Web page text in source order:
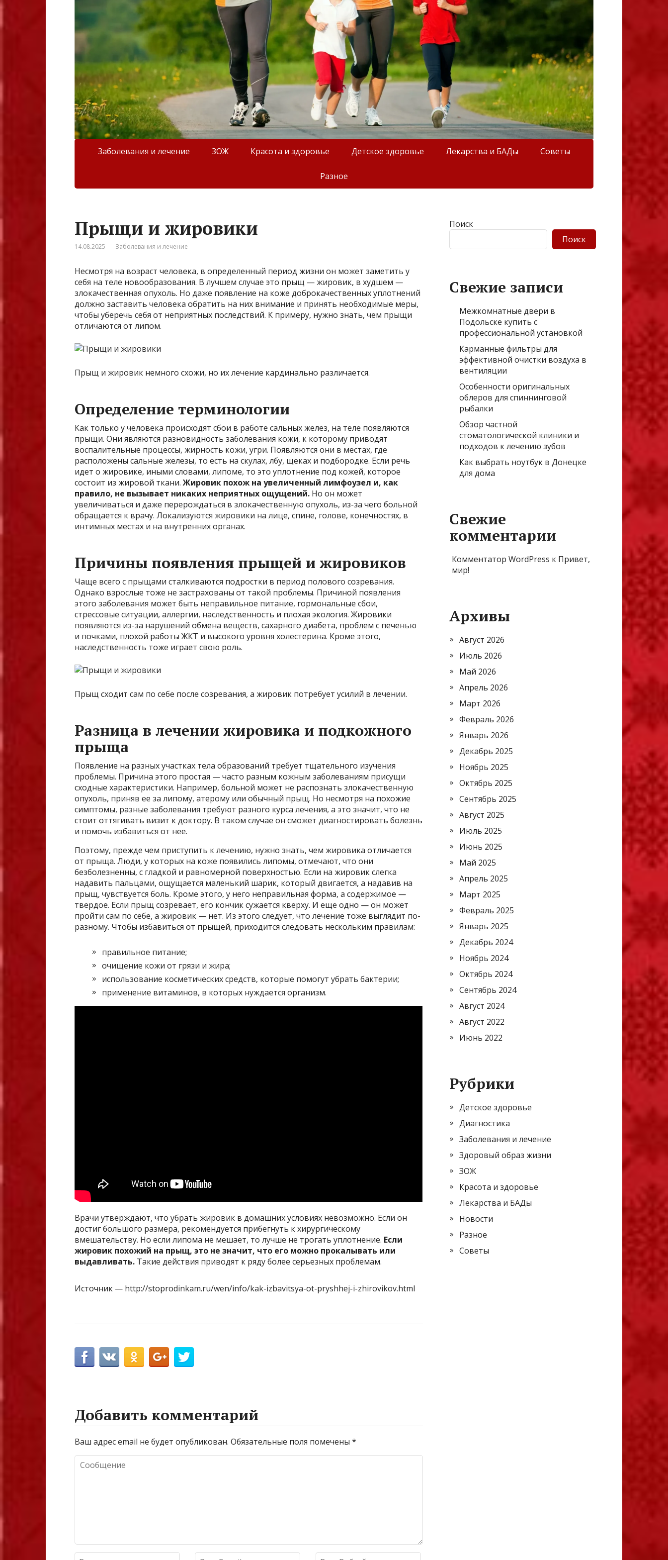
Заболевания и лечение ЗОЖ Красота и здоровье Детское здоровье Лекарства и БАДы Советы
Разное
Прыщи и жировики
14.08.2025 Заболевания и лечение
Несмотря на возраст человека, в определенный период жизни он может заметить у
себя на теле новообразования. В лучшем случае это прыщ — жировик, в худшем —
злокачественная опухоль. Но даже появление на коже доброкачественных уплотнений
должно заставить человека обратить на них внимание и принять необходимые меры,
чтобы уберечь себя от неприятных последствий. К примеру, нужно знать, чем прыщи
отличаются от липом.
Прыщ и жировик немного схожи, но их лечение кардинально различается.
Определение терминологии
Как только у человека происходят сбои в работе сальных желез, на теле появляются
прыщи. Они являются разновидность заболевания кожи, к которому приводят
воспалительные процессы, жирность кожи, угри. Появляются они в местах, где
расположены сальные железы, то есть на скулах, лбу, щеках и подбородке. Если речь
идет о жировике, иными словами, липоме, то это уплотнение под кожей, которое
состоит из жировой ткани.Жировик похож на увеличенный лимфоузел и, как
правило, не вызывает никаких неприятных ощущений. Но он может
увеличиваться и даже перерождаться в злокачественную опухоль, из-за чего больной
обращается к врачу. Локализуются жировики на лице, спине, голове, конечностях, в
интимных местах и на внутренних органах.
Причины появления прыщей и жировиков
Чаще всего с прыщами сталкиваются подростки в период полового созревания.
Однако взрослые тоже не застрахованы от такой проблемы. Причиной появления
этого заболевания может быть неправильное питание, гормональные сбои,
стрессовые ситуации, аллергии, наследственность и плохая экология. Жировики
появляются из-за нарушений обмена веществ, сахарного диабета, проблем с печенью
и почками, плохой работы ЖКТ и высокого уровня холестерина. Кроме этого,
наследственность тоже играет свою роль.
Прыщ сходит сам по себе после созревания, а жировик потребует усилий в лечении.
Разница в лечении жировика и подкожного
прыща
Появление на разных участках тела образований требует тщательного изучения
проблемы. Причина этого простая — часто разным кожным заболеваниям присущи
сходные характеристики. Например, больной может не распознать злокачественную
опухоль, приняв ее за липому, атерому или обычный прыщ. Но несмотря на похожие
симптомы, разные заболевания требуют разного курса лечения, а это значит, что не
стоит оттягивать визит к доктору. В таком случае он сможет диагностировать болезнь
и помочь избавиться от нее.
Поэтому, прежде чем приступить к лечению, нужно знать, чем жировика отличается
от прыща. Люди, у которых на коже появились липомы, отмечают, что они
безболезненны, с гладкой и равномерной поверхностью. Если на жировик слегка
надавить пальцами, ощущается маленький шарик, который двигается, а надавив на
прыщ, чувствуется боль. Кроме этого, у него неправильная форма, а содержимое —
твердое. Если прыщ созревает, его кончик сужается кверху. И еще одно — он может
пройти сам по себе, а жировик — нет. Из этого следует, что лечение тоже выглядит по-
разному. Чтобы избавиться от прыщей, приходится следовать нескольким правилам:
правильное питание;
очищение кожи от грязи и жира;
использование косметических средств, которые помогут убрать бактерии;
применение витаминов, в которых нуждается организм.
Врачи утверждают, что убрать жировик в домашних условиях невозможно. Если он
достиг большого размера, рекомендуется прибегнуть к хирургическому
вмешательству. Но если липома не мешает, то лучше не трогать уплотнение. Если
жировик похожий на прыщ, это не значит, что его можно прокалывать или
выдавливать. Такие действия приводят к ряду более серьезных проблемам.
Источник — http://stoprodinkam.ru/wen/info/kak-izbavitsya-ot-pryshhej-i-zhirovikov.html
Добавить комментарий
Ваш адрес email не будет опубликован. Обязательные поля помечены *
Поиск
Поиск
Свежие записи
Межкомнатные двери в
Подольске купить с
профессиональной установкой
Карманные фильтры для
эффективной очистки воздуха в
вентиляции
Особенности оригинальных
облеров для спиннинговой
рыбалки
Обзор частной
стоматологической клиники и
подходов к лечению зубов
Как выбрать ноутбук в Донецке
для дома
Свежие
комментарии
Комментатор WordPress к Привет,
мир!
Архивы
Август 2026
Июль 2026
Май 2026
Апрель 2026
Март 2026
Февраль 2026
Январь 2026
Декабрь 2025
Ноябрь 2025
Октябрь 2025
Сентябрь 2025
Август 2025
Июль 2025
Июнь 2025
Май 2025
Апрель 2025
Март 2025
Февраль 2025
Январь 2025
Декабрь 2024
Ноябрь 2024
Октябрь 2024
Сентябрь 2024
Август 2024
Август 2022
Июнь 2022
Рубрики
Детское здоровье
Диагностика
Заболевания и лечение
Здоровый образ жизни
ЗОЖ
Красота и здоровье
Лекарства и БАДы
Новости
Разное
Советы